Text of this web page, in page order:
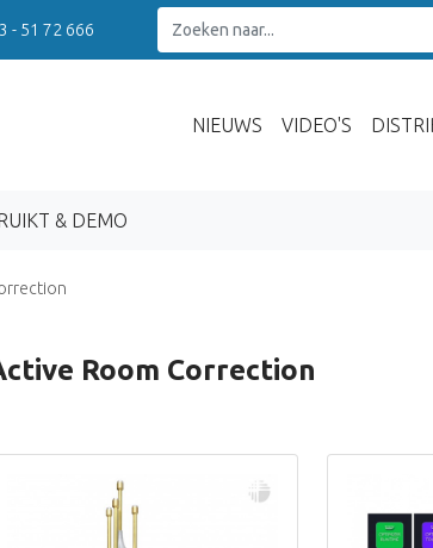
- 51 72 666
NIEUWS VIDEO'S
& DEMO
Room Correction